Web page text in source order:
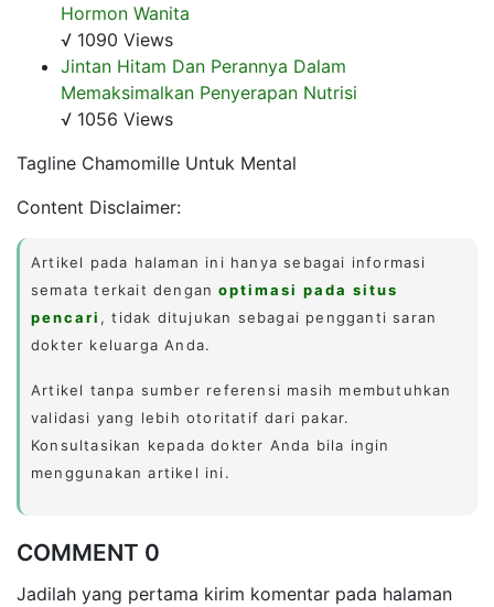
Hormon Wanita
√ 1090 Views
Jintan Hitam Dan Perannya Dalam
Memaksimalkan Penyerapan Nutrisi
√ 1056 Views
Tagline Chamomille Untuk Mental
Content Disclaimer:
Artikel pada halaman ini hanya sebagai informasi
semata terkait denganoptimasi pada situs
pencari , tidak ditujukan sebagai pengganti saran
dokter keluarga Anda.
Artikel tanpa sumber referensi masih membutuhkan
validasi yang lebih otoritatif dari pakar.
Konsultasikan kepada dokter Anda bila ingin
menggunakan artikel ini.
COMMENT 0
Jadilah yang pertama kirim komentar pada halaman